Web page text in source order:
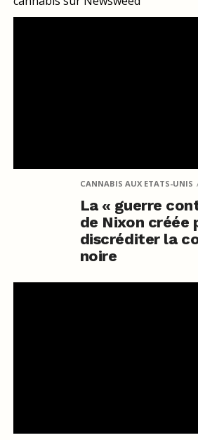
CANNABIS AUX ETATS-UNIS
La « guerre
de Nixon créée
discréditer la
noire